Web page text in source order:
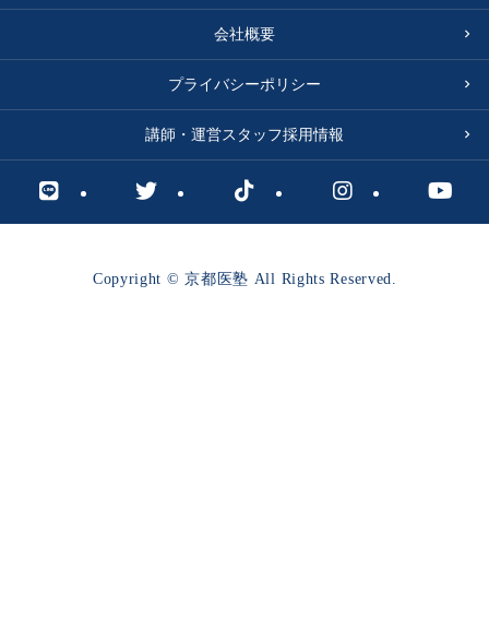
会社概要
プライバシーポリシー
講師・運営スタッフ採用情報
Copyright © 京都医塾 All Rights Reserved.